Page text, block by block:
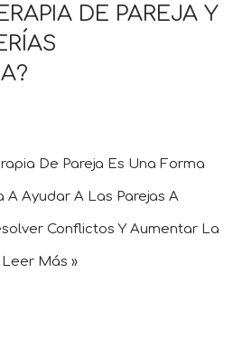
DE PAREJA Y
De Pareja Es Una Forma
A Ayudar A Las Parejas A
Conflictos Y Aumentar La
Leer Más »